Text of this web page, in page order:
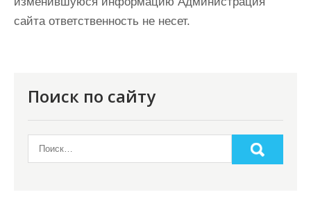
сайта ответственность не несет.
Поиск по сайту